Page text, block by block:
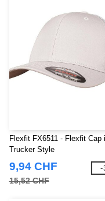
Flexfit FX6511 - Flexfit Cap
Trucker Style
9,94 CHF
15,52 CHF
-